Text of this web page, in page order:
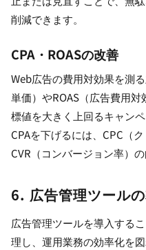
削減できます。
CPA・ROASの改善
Web広告の費用対効果を測
単価）やROAS（広告費用
標値を大きく上回るキャン
CPAを下げるには、CPC（
CVR（コンバージョン率）の
6. 広告管理ツール
広告管理ツールを導入する
理し、運用業務の効率化を